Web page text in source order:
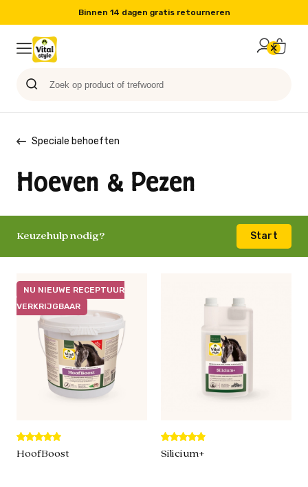
Binnen 14 dagen gratis retourneren
Paard
Hond
Kat
Sale
Probeer nu
Blog
Speciale behoeften
Hoeven & Pezen
Keuzehulp nodig? Start
NU NIEUWE RECEPTUUR
VERKRIJGBAAR
HoofBoost Silicium+